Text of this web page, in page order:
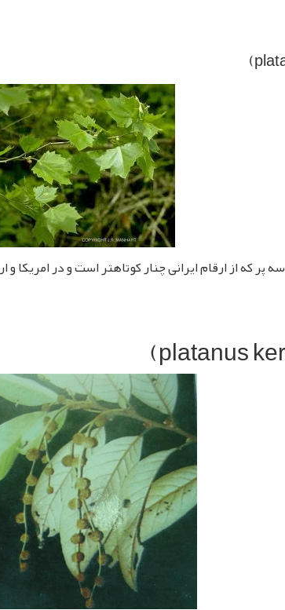
پر که از ارقام ایرانی چنار کوتاهتر است و در امریکا و